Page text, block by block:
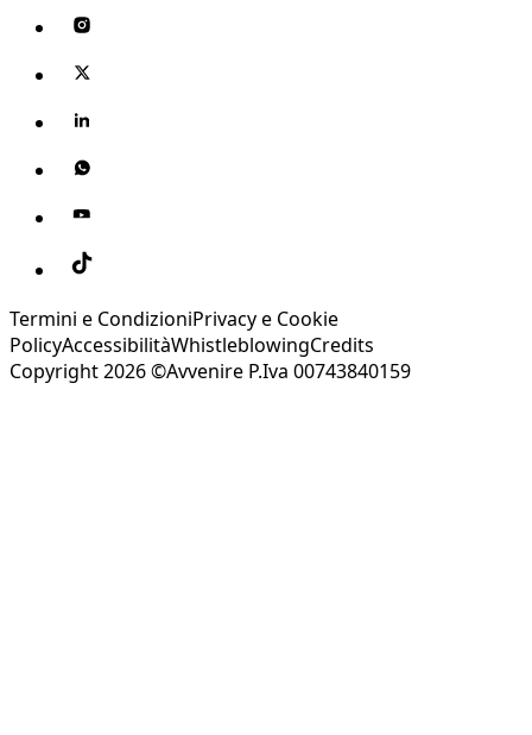
Termini e CondizioniPrivacy e Cookie
PolicyAccessibilitàWhistleblowingCredits
Copyright 2026 ©Avvenire P.Iva 00743840159